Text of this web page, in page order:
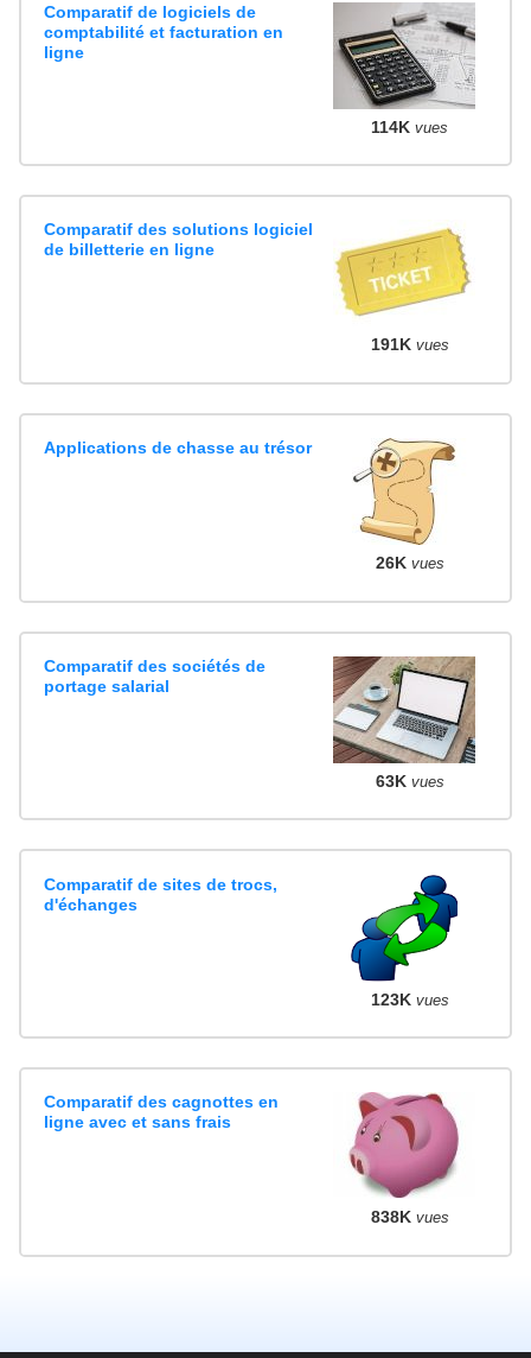
Comparatif de logiciels de
comptabilité et facturation en
ligne
114K vues
Comparatif des solutions logiciel
de billetterie en ligne
191K vues
Applications de chasse au trésor
26K vues
Comparatif des sociétés de
portage salarial
63K vues
Comparatif de sites de trocs,
d'échanges
123K vues
Comparatif des cagnottes en
ligne avec et sans frais
838K vues